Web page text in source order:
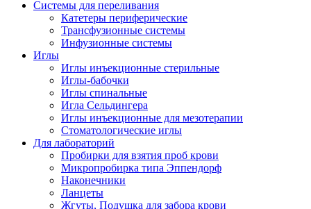
Системы для переливания
Катетеры периферические
Трансфузионные системы
Инфузионные системы
Иглы
Иглы инъекционные стерильные
Иглы-бабочки
Иглы спинальные
Игла Сельдингера
Иглы инъекционные для мезотерапии
Стоматологические иглы
Для лабораторий
Пробирки для взятия проб крови
Микропробирка типа Эппендорф
Наконечники
Ланцеты
Жгуты, Подушка для забора крови